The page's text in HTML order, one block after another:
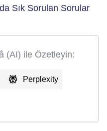
Sık Sorulan Sorular
(AI) ile Özetleyin:
Perplexity